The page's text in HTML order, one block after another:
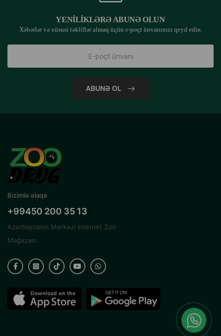
YENILIKLƏRƏ ABUNƏ OLUN
Xəbərlər və xüsusi təkliflər almaq üçün e-poçt ünvanınızı qeyd edin.
ABUNƏ OL
Bizimlə əlaqə
+99450 200 35 13
Azərbaycanın Mərkəzi İnternet Zoo
Mağazası